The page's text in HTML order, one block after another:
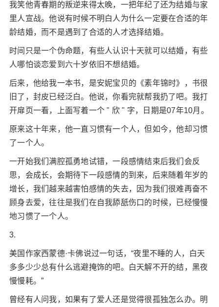
我笑他青春期的叛逆来得太晚，一把年纪了还为结婚与家
里人宣战。他说有时候不明白人为什么一定要在合适的年
龄结婚，而不是遇到了合适的人才选择结婚。
时间只是一个伪命题，有些人认识十天就可以结婚，有些
人哪怕谈恋爱到六十岁依旧不想结婚。
后来，他给我一本书，是安妮宝贝的《素年锦时》，书很
旧了，封皮已经泛白。他说，你看完就帮我扔了吧。我打
开扉页一看，上面写着一个 " 欣 " 字，日期是07年10月。
原来这十年来，他一直习惯有一个人，但如今，他却习惯
了一个人。
一开始我们满腔孤勇地试错，一段感情结束后我们会反
思，会成长，会期待下一段感情的到来，后来随着年岁的
增长，我们越来越害怕感情的失去，因为我们很难再奋不
顾身去爱，往往是我们在自我舔舐伤口的时候，已经慢慢
地习惯了一个人。
3.
美国作家西蒙德·卡佛说过一句话，“夜里不睡的人，白天
多多少少总有什么逃避掩饰的吧。白天解不开的结，黑夜
慢慢耗。”
曾经有人问我，如果有了爱人还是觉得很孤独怎么办。明